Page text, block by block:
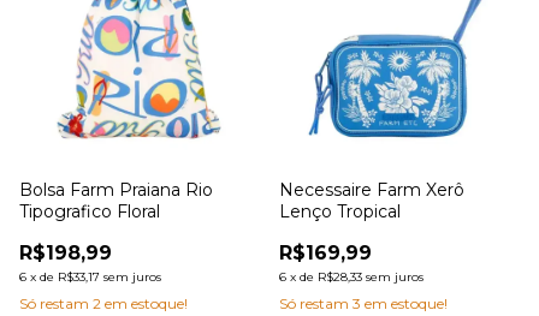
Bolsa Farm Praiana Rio
Tipografico Floral
R$198,99
6 x de R$33,17 sem juros
Só restam 2 em estoque!
Necessaire Farm Xerô
Lenço Tropical
R$169,99
6 x de R$28,33 sem juros
Só restam 3 em estoque!